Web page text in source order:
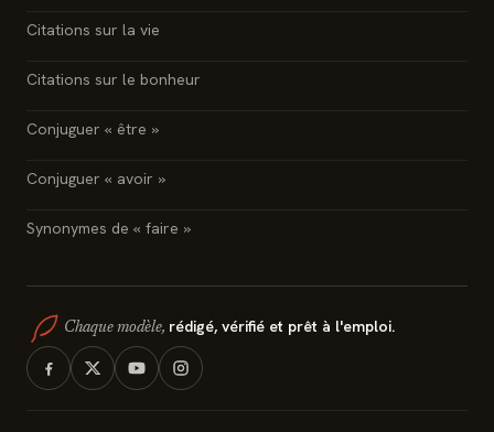
Citations sur la vie
Citations sur le bonheur
Conjuguer « être »
Conjuguer « avoir »
Synonymes de « faire »
Chaque modèle, rédigé, vérifié et prêt à l'emploi.